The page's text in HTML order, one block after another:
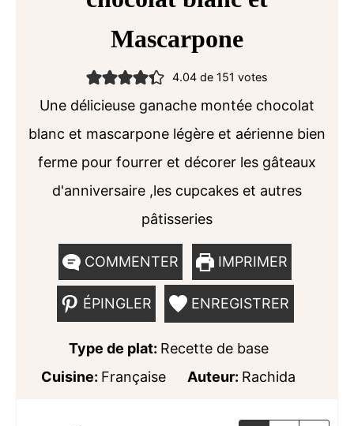
Mascarpone
4.04de 151 votes
Une délicieuse ganache montée chocolat
blanc et mascarpone légère et aérienne bien
ferme pour fourrer et décorer les gâteaux
d'anniversaire ,les cupcakes et autres
pâtisseries
COMMENTER IMPRIMER
ÉPINGLER ENREGISTRER
Type de plat: Recette de base
Cuisine: Française Auteur: Rachida